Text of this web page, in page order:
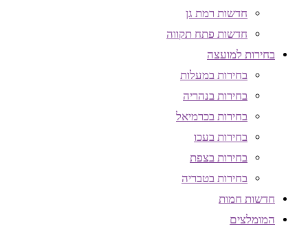
חדשות רמת גן
חדשות פתח תקווה
בחירות למועצה
בחירות במעלות
בחירות בנהריה
בחירות בכרמיאל
בחירות בעכו
בחירות בצפת
בחירות בטבריה
חדשות חמות
המומלצים